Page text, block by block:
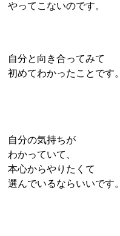
やってこないのです。
自分と向き合ってみて
初めてわかったことです。
自分の気持ちが
わかっていて、
本心からやりたくて
選んでいるならいいです。